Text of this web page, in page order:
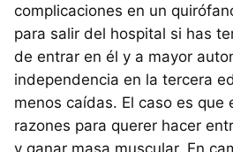
complicaciones en un
para salir del hospital si has
de entrar en él y a mayor
independencia en la tercera
menos caídas. El caso es que
razones para querer hacer